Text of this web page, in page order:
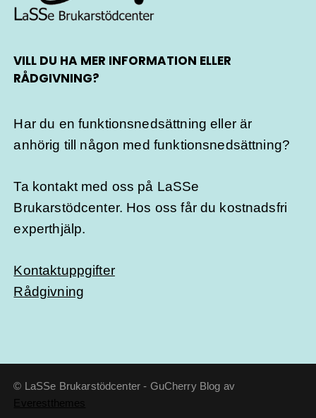
VILL DU HA MER INFORMATION ELLER
RÅDGIVNING?
Har du en funktionsnedsättning eller är
anhörig till någon med funktionsnedsättning?
Ta kontakt med oss på LaSSe
Brukarstödcenter. Hos oss får du kostnadsfri
experthjälp.
Kontaktuppgifter
Rådgivning
© LaSSe Brukarstödcenter - GuCherry Blog av